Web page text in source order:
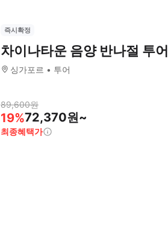
즉시확정
차이나타운 음양 반나절 투어
싱가포르 투어
89,600원
19%72,370원~
최종혜택가